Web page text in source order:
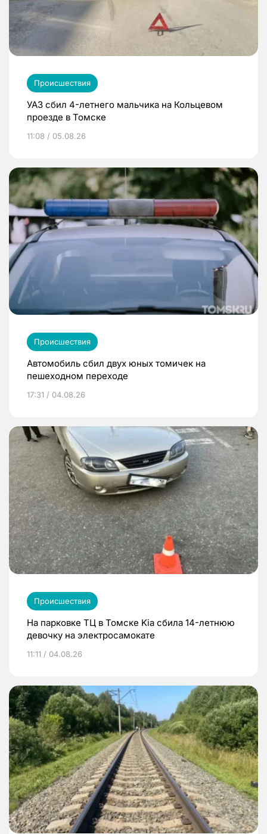
Происшествия
УАЗ сбил 4-летнего мальчика на Кольцевом
проезде в Томске
11:08 / 05.08.26
Происшествия
Автомобиль сбил двух юных томичек на
пешеходном переходе
17:31 / 04.08.26
Происшествия
На парковке ТЦ в Томске Kia сбила 14-летнюю
девочку на электросамокате
11:11 / 04.08.26